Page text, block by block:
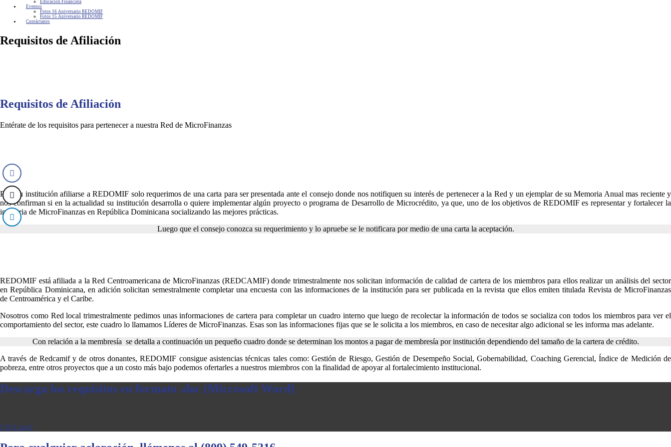
Educación Financiera
Eventos
Fotos 16 Aniversario REDOMIF
Fotos 15 Aniversario REDOMIF
Contáctanos
Requisitos de Afiliación
Requisitos de Afiliación
Entérate de los requisitos para pertenecer a nuestra Red de MicroFinanzas
Para su institución afiliarse a REDOMIF solo requerimos de una carta para ser presentada ante el consejo donde nos notifiquen su interés de pertenecer a la Red y un ejemplar de su Memoria Anual mas reciente y
nos confirman si en la actualidad su institución desarrolla o quiere implementar algún proyecto o programa de Desarrollo de Microcrédito, ya que, uno de los objetivos de REDOMIF es representar y fortalecer la
industria de MicroFinanzas en República Dominicana socializando las mejores prácticas.
Luego que el consejo conozca su requerimiento y lo apruebe se le notificara por medio de una carta la aceptación.
REDOMIF está afiliada a la Red Centroamericana de MicroFinanzas (REDCAMIF) donde trimestralmente nos solicitan información de calidad de cartera de los miembros para ellos realizar un análisis del sector
en República Dominicana, en adición solicitan semestralmente completar una encuesta con las informaciones de la institución para ser publicada en la revista que ellos emiten titulada Revista de MicroFinanzas
de Centroamérica y el Caribe.
Nosotros como Red local trimestralmente pedimos unas informaciones de cartera para completar un cuadro interno que luego de recolectar la información de todos se socializa con todos los miembros para ver el
comportamiento del sector, este cuadro lo llamamos Líderes de MicroFinanzas. Esas son las informaciones fijas que se le solicita a los miembros, en caso de necesitar algo adicional se les informa mas adelante.
Con relación a la membresía se detalla a continuación un pequeño cuadro donde se determinan los montos a pagar de membresía por institución dependiendo del tamaño de la cartera de crédito.
A través de Redcamif y de otros donantes, REDOMIF consigue asistencias técnicas tales como: Gestión de Riesgo, Gestión de Desempeño Social, Gobernabilidad, Coaching Gerencial, Índice de Medición de
pobreza, entre otros proyectos que a un costo más bajo podemos ofertarles a nuestros miembros con la finalidad de apoyar al fortalecimiento institucional.
Descarga los requisitos en formato .doc (Microsoft Word)
Click aquí